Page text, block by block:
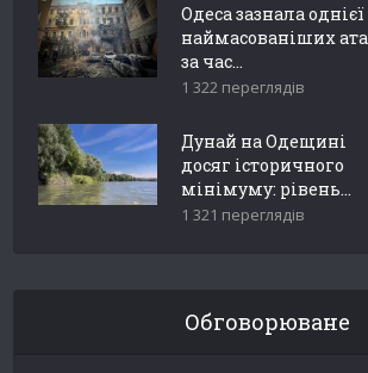
Одеса зазнала однієї
наймасованіших
за час...
1 322 переглядів
Дунай на Одещині
досяг історичного
мінімуму: рівень...
1 321 переглядів
Обговорюване